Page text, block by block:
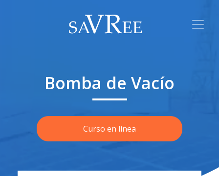
Bomba de Vacío
Curso en línea